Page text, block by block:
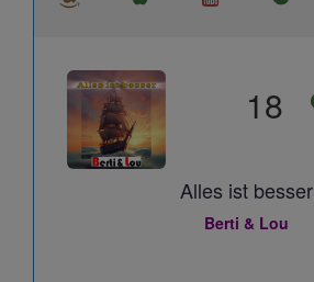
18
Alles ist besser
Berti & Lou